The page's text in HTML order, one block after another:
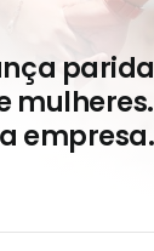
empresa